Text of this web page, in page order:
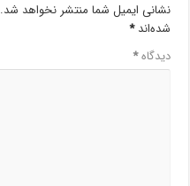
نشانی ایمیل شما منتشر نخواهد شد.
شده‌اند*
دیدگاه*